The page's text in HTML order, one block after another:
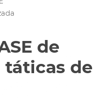
de
táticas de